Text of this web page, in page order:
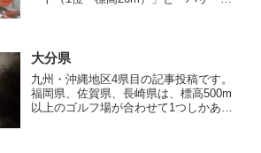
ルフ場をはしごするのも...
大分県
九州・沖縄地区4県目の記事投稿です。
福岡県、佐賀県、長崎県は、標高500m
以上のゴルフ場が合わせて1つしかあり